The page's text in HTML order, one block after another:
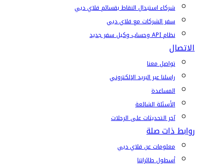
شركاء استبدال النقاط بقسائم فلاي دبي
سفر الشركات مع فلاي دبي
نظام API وحساب وكيل سفر جديد
الاتصال
تواصل معنا
راسلنا عبر البريد الإلكتروني
المساعدة
الأسئلة الشائعة
آخر التحديثات على الرحلات
روابط ذات صلة
معلومات عن فلاي دبي
أسطول طائراتنا